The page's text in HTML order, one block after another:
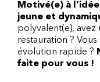
Motivé(e) à
jeune et
polyvalent(e),
restauration ?
évolution rapide ?
faite pour vous !